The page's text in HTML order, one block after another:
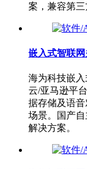
案，兼容第三
嵌入式智联
海为科技嵌
云/亚马逊平
据存储及语
场景。国产
解决方案。